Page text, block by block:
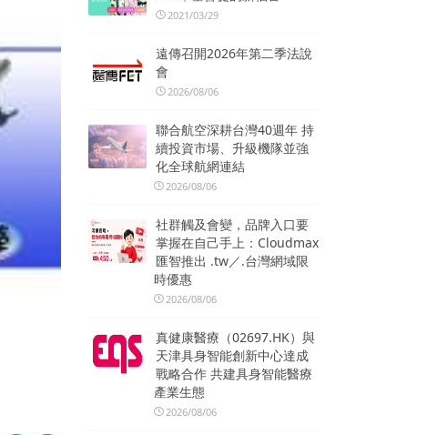
2021/03/29
遠傳召開2026年第二季法說
會
2026/08/06
聯合航空深耕台灣40週年 持
續投資市場、升級機隊並強
化全球航網連結
2026/08/06
社群觸及會變，品牌入口要
掌握在自己手上：Cloudmax
匯智推出 .tw／.台灣網域限
時優惠
2026/08/06
真健康醫療（02697.HK）與
天津具身智能創新中心達成
戰略合作 共建具身智能醫療
產業生態
2026/08/06